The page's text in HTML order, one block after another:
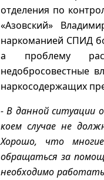
отделения по
«Азовский»
наркоманией СПИД
а проблему
недобросовестные
наркосодержащих
- В данной ситуации
коем случае не
Хорошо, что
обращаться за
необходимо